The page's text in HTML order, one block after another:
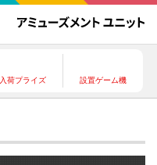
入荷プライズ 設置ゲーム機